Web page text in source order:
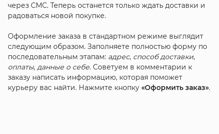
через СМС. Теперь останется только ждать доставки и
радоваться новой покупке.
Оформление заказа в стандартном режиме выглядит
следующим образом. Заполняете полностью форму по
последовательным этапам: адрес, способ доставки,
оплаты, данные о себе. Советуем в комментарии к
заказу написать информацию, которая поможет
курьеру вас найти. Нажмите кнопку «Оформить заказ».